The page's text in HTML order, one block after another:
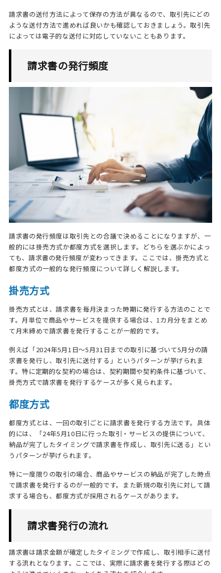
請求書の送付方法によって保存の方法が異なるので、取引先にどの
ような送付方法で進めれば良いかも確認しておきましょう。取引先
によっては電子的な送付に対応していないこともあります。
請求書の発行頻度
請求書の発行頻度は取引先との合議で決めることになりますが、一
般的には掛売方式か都度方式を選択します。どちらを選ぶかによっ
ても、請求書の発行頻度が変わってきます。ここでは、掛売方式と
都度方式の一般的な発行頻度について詳しく解説します。
掛売方式
掛売方式とは、請求書を毎月決まった時期に発行する方法のことで
す。月単位で商品やサービスを提供する場合は、1カ月分をまとめ
て月末締めで請求書を発行することが一般的です。
例えば「2024年5月1日～5月31日までの取引に基づいて5月分の請
求書を発行し、取引先に送付する」というパターンが挙げられま
す。特に定期的な契約の場合は、契約期間や契約条件に基づいて、
掛売方式で請求書を発行するケースが多く見られます。
都度方式
都度方式とは、一回の取引ごとに請求書を発行する方法です。具体
的には、「24年5月10日に行った取引・サービスの提供について、
納品が完了したタイミングで請求書を作成し、取引先に送る」とい
うパターンが挙げられます。
特に一度限りの取引の場合、商品やサービスの納品が完了した時点
で請求書を発行するのが一般的です。また新規の取引先に対して請
求する場合も、都度方式が採用されるケースがあります。
請求書発行の流れ
請求書は請求金額が確定したタイミングで作成し、取引相手に送付
する流れとなります。ここでは、実際に請求書を発行する際はどの